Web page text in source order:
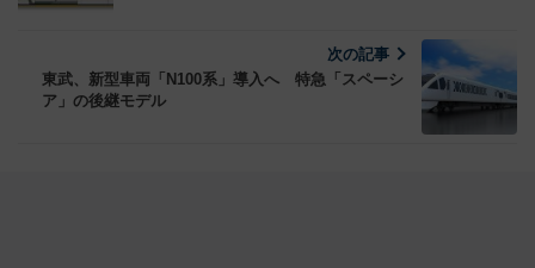
次の記事
東武、新型車両「N100系」導入へ 特急「スペーシ
ア」の後継モデル